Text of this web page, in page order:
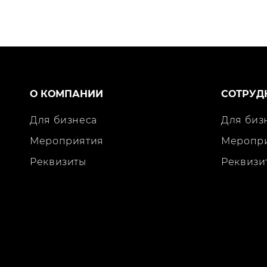
О КОМПАНИИ
Для бизнеса
Мероприятия
Реквизиты
Для